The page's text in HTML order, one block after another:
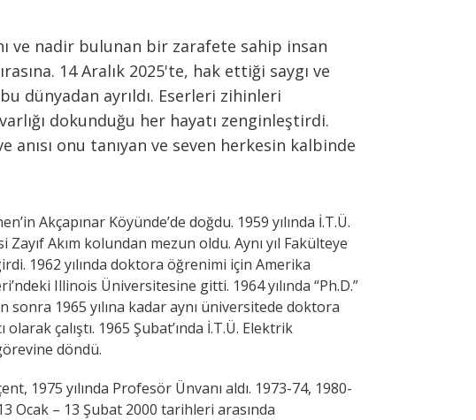
ve nadir bulunan bir zarafete sahip insan
14 Aralık 2025'te, hak ettiği saygı ve
dünyadan ayrıldı. Eserleri zihinleri
dokunduğu her hayatı zenginleştirdi.
anısı onu tanıyan ve seven herkesin kalbinde
Akçapınar Köyünde’de doğdu. 1959 yılında İ.T.Ü.
Zayıf Akım kolundan mezun oldu. Aynı yıl Fakülteye
1962 yılında doktora öğrenimi için Amerika
Illinois Üniversitesine gitti. 1964 yılında “Ph.D.”
sonra 1965 yılına kadar aynı üniversitede doktora
olarak çalıştı. 1965 Şubat’ında İ.T.Ü. Elektrik
döndü.
1975 yılında Profesör Ünvanı aldı. 1973-74, 1980-
Ocak – 13 Şubat 2000 tarihleri arasında